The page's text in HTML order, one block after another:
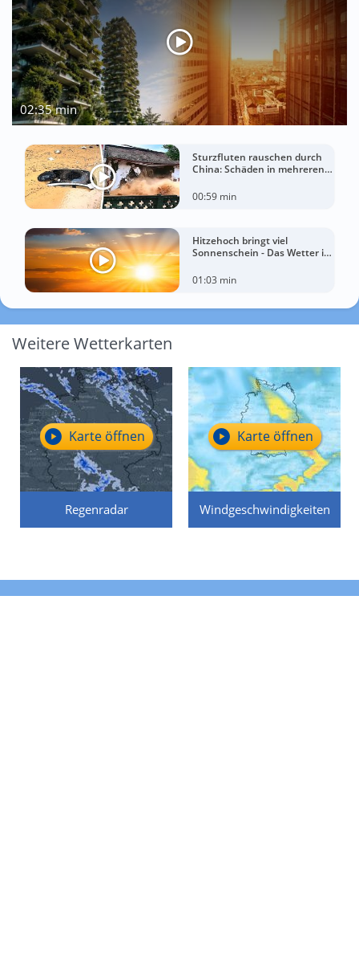
02:35 min
Sturzfluten rauschen durch
China: Schäden in mehreren
00:59 min
Hitzehoch bringt viel
Sonnenschein - Das Wetter in
01:03 min
Weitere Wetterkarten
Regenradar
Karte öffnen
Windgeschwindigkeiten
Karte öffnen